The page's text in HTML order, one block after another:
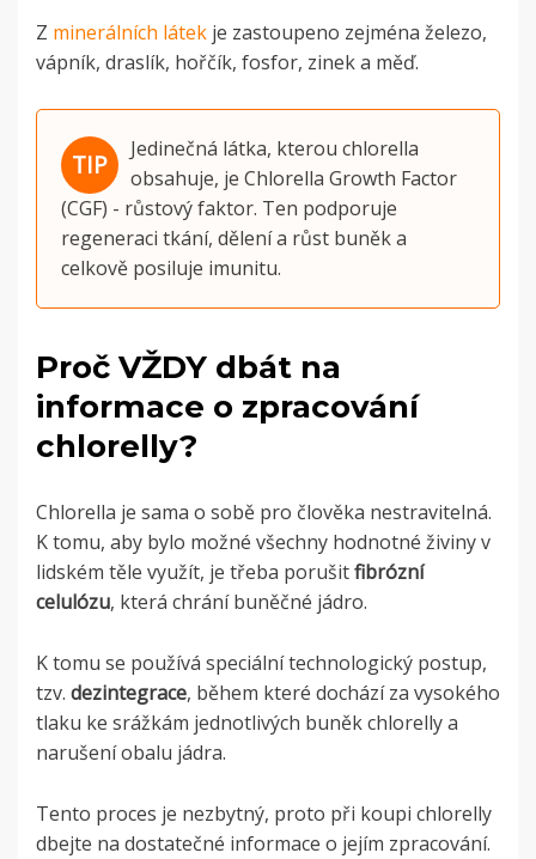
Z minerálních látek je zastoupeno zejména železo,
vápník, draslík, hořčík, fosfor, zinek a měď.
Jedinečná látka, kterou chlorella
obsahuje, je Chlorella Growth Factor
(CGF) - růstový faktor. Ten podporuje
regeneraci tkání, dělení a růst buněk a
celkově posiluje imunitu.
Proč VŽDY dbát na
informace o zpracování
chlorelly?
Chlorella je sama o sobě pro člověka nestravitelná.
K tomu, aby bylo možné všechny hodnotné živiny v
lidském těle využít, je třeba porušitfibrózní
celulózu, která chrání buněčné jádro.
K tomu se používá speciální technologický postup,
tzv. dezintegrace, během které dochází za vysokého
tlaku ke srážkám jednotlivých buněk chlorelly a
narušení obalu jádra.
Tento proces je nezbytný, proto při koupi chlorelly
dbejte na dostatečné informace o jejím zpracování.